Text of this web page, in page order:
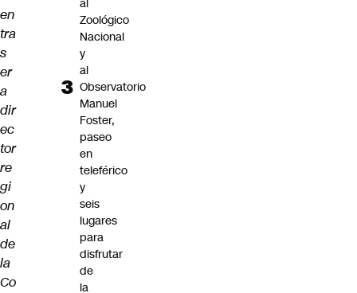
en
tra
s
er
a
dir
ec
tor
re
gi
on
al
de
la
Co
al
Zoológico
Nacional
y
al
Observatorio
Manuel
Foster,
paseo
en
teleférico
y
seis
lugares
para
disfrutar
de
la